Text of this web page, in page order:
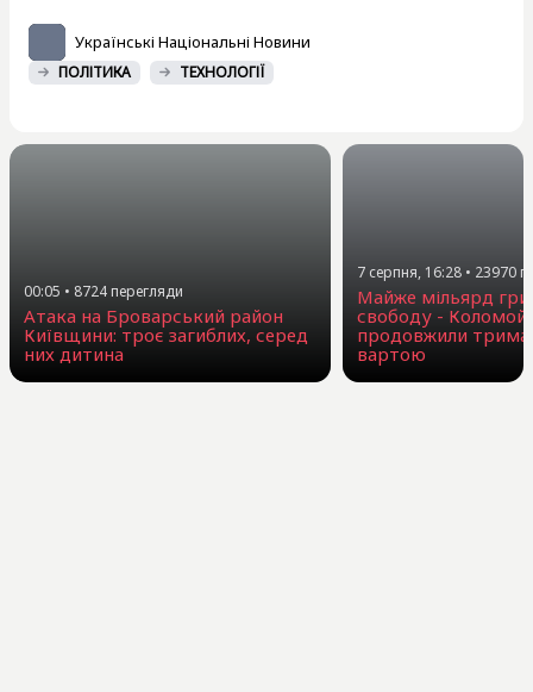
Українські Національні Новини
ПОЛІТИКА ТЕХНОЛОГІЇ
00:05 • 8724 перегляди
Атака на Броварський район
Київщини: троє загиблих, серед
них дитина
7 серпня, 16:28 • 23970
Майже мільярд
свободу -
продовжили
вартою